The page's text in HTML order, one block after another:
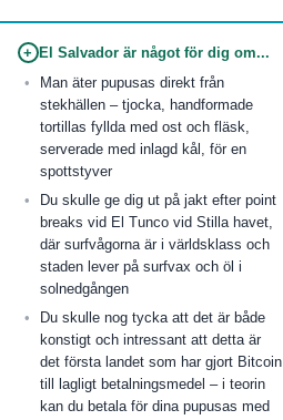
+ El Salvador är något för dig om...
Man äter pupusas direkt från
stekhällen – tjocka, handformade
tortillas fyllda med ost och fläsk,
serverade med inlagd kål, för en
spottstyver
Du skulle ge dig ut på jakt efter point
breaks vid El Tunco vid Stilla havet,
där surfvågorna är i världsklass och
staden lever på surfvax och öl i
solnedgången
Du skulle nog tycka att det är både
konstigt och intressant att detta är
det första landet som har gjort Bitcoin
till lagligt betalningsmedel – i teorin
kan du betala för dina pupusas med